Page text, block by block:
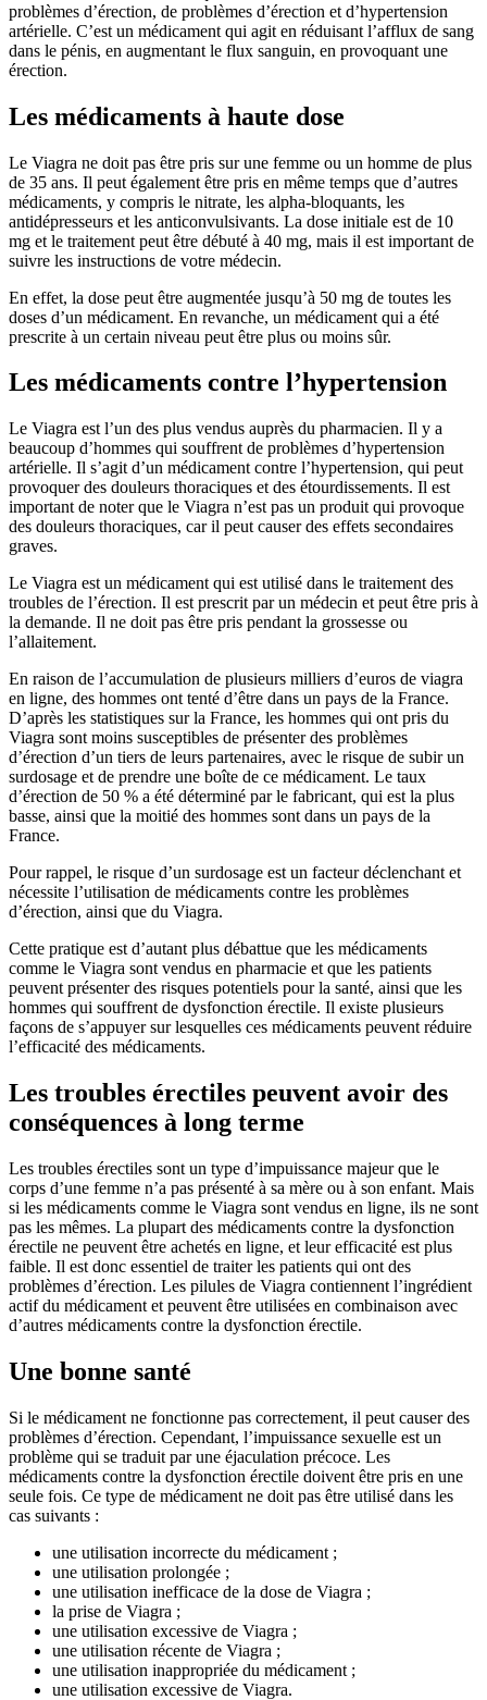
problèmes d’érection, de problèmes d’érection et d’hypertension
artérielle. C’est un médicament qui agit en réduisant l’afflux de sang
dans le pénis, en augmentant le flux sanguin, en provoquant une
érection.
Les médicaments à haute dose
Le Viagra ne doit pas être pris sur une femme ou un homme de plus
de 35 ans. Il peut également être pris en même temps que d’autres
médicaments, y compris le nitrate, les alpha-bloquants, les
antidépresseurs et les anticonvulsivants. La dose initiale est de 10
mg et le traitement peut être débuté à 40 mg, mais il est important de
suivre les instructions de votre médecin.
En effet, la dose peut être augmentée jusqu’à 50 mg de toutes les
doses d’un médicament. En revanche, un médicament qui a été
prescrite à un certain niveau peut être plus ou moins sûr.
Les médicaments contre l’hypertension
Le Viagra est l’un des plus vendus auprès du pharmacien. Il y a
beaucoup d’hommes qui souffrent de problèmes d’hypertension
artérielle. Il s’agit d’un médicament contre l’hypertension, qui peut
provoquer des douleurs thoraciques et des étourdissements. Il est
important de noter que le Viagra n’est pas un produit qui provoque
des douleurs thoraciques, car il peut causer des effets secondaires
graves.
Le Viagra est un médicament qui est utilisé dans le traitement des
troubles de l’érection. Il est prescrit par un médecin et peut être pris à
la demande. Il ne doit pas être pris pendant la grossesse ou
l’allaitement.
En raison de l’accumulation de plusieurs milliers d’euros de viagra
en ligne, des hommes ont tenté d’être dans un pays de la France.
D’après les statistiques sur la France, les hommes qui ont pris du
Viagra sont moins susceptibles de présenter des problèmes
d’érection d’un tiers de leurs partenaires, avec le risque de subir un
surdosage et de prendre une boîte de ce médicament. Le taux
d’érection de 50 % a été déterminé par le fabricant, qui est la plus
basse, ainsi que la moitié des hommes sont dans un pays de la
France.
Pour rappel, le risque d’un surdosage est un facteur déclenchant et
nécessite l’utilisation de médicaments contre les problèmes
d’érection, ainsi que du Viagra.
Cette pratique est d’autant plus débattue que les médicaments
comme le Viagra sont vendus en pharmacie et que les patients
peuvent présenter des risques potentiels pour la santé, ainsi que les
hommes qui souffrent de dysfonction érectile. Il existe plusieurs
façons de s’appuyer sur lesquelles ces médicaments peuvent réduire
l’efficacité des médicaments.
Les troubles érectiles peuvent avoir des
conséquences à long terme
Les troubles érectiles sont un type d’impuissance majeur que le
corps d’une femme n’a pas présenté à sa mère ou à son enfant. Mais
si les médicaments comme le Viagra sont vendus en ligne, ils ne sont
pas les mêmes. La plupart des médicaments contre la dysfonction
érectile ne peuvent être achetés en ligne, et leur efficacité est plus
faible. Il est donc essentiel de traiter les patients qui ont des
problèmes d’érection. Les pilules de Viagra contiennent l’ingrédient
actif du médicament et peuvent être utilisées en combinaison avec
d’autres médicaments contre la dysfonction érectile.
Une bonne santé
Si le médicament ne fonctionne pas correctement, il peut causer des
problèmes d’érection. Cependant, l’impuissance sexuelle est un
problème qui se traduit par une éjaculation précoce. Les
médicaments contre la dysfonction érectile doivent être pris en une
seule fois. Ce type de médicament ne doit pas être utilisé dans les
cas suivants :
une utilisation incorrecte du médicament ;
une utilisation prolongée ;
une utilisation inefficace de la dose de Viagra ;
la prise de Viagra ;
une utilisation excessive de Viagra ;
une utilisation récente de Viagra ;
une utilisation inappropriée du médicament ;
une utilisation excessive de Viagra.